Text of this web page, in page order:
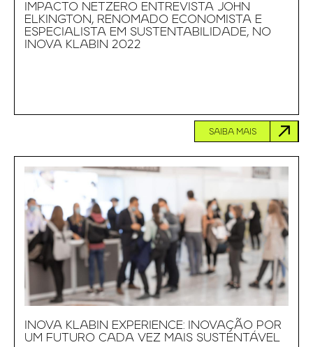
IMPACTO NETZERO ENTREVISTA JOHN
ELKINGTON, RENOMADO ECONOMISTA E
ESPECIALISTA EM SUSTENTABILIDADE, NO
INOVA KLABIN 2022
SAIBA MAIS
INOVA KLABIN EXPERIENCE: INOVAÇÃO POR
UM FUTURO CADA VEZ MAIS SUSTENTÁVEL